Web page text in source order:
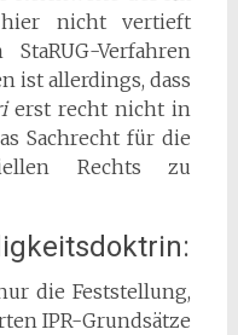
nicht vertieft
Verfahren
ist allerdings, dass
erst recht nicht in
Sachrecht für die
Rechts zu
die Feststellung,
IPR-Grundsätze